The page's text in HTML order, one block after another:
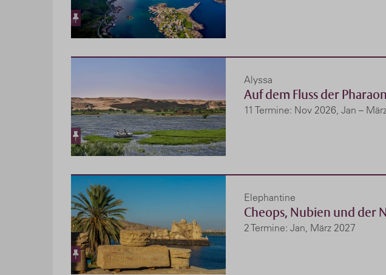
Alyssa
Auf dem Fluss der
11 Termine: Nov 2026, Jan –
Elephantine
Cheops, Nubien und der
2 Termine: Jan, März 2027